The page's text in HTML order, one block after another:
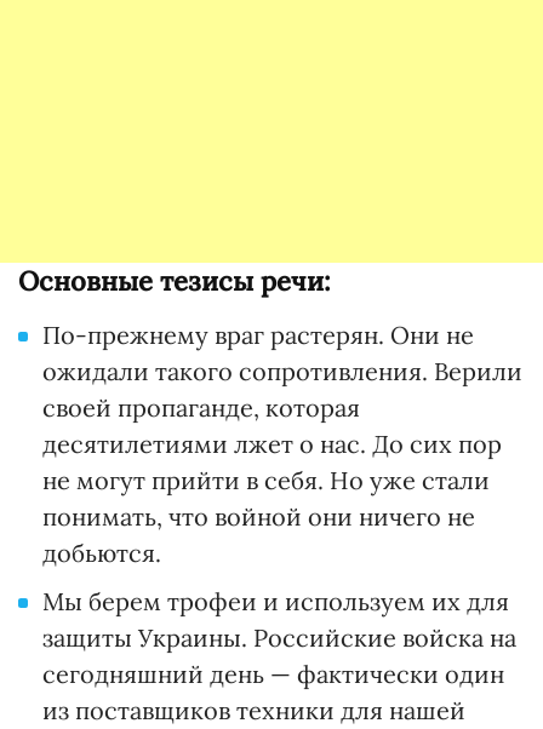
Основные тезисы речи:
По-прежнему враг растерян. Они не
ожидали такого сопротивления. Верили
своей пропаганде, которая
десятилетиями лжет о нас. До сих пор
не могут прийти в себя. Но уже стали
понимать, что войной они ничего не
добьются.
Мы берем трофеи и используем их для
защиты Украины. Российские войска на
сегодняшний день — фактически один
из поставщиков техники для нашей